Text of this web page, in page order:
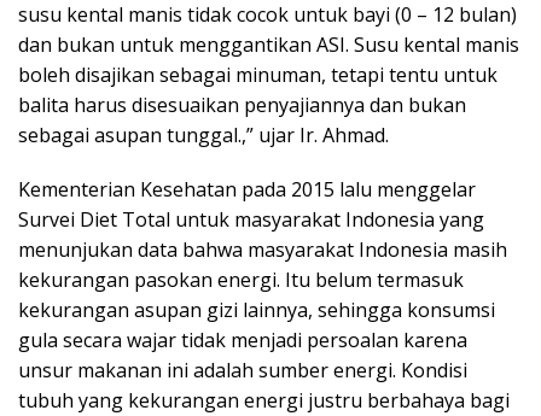
susu kental manis tidak cocok untuk bayi (0 – 12 bulan)
dan bukan untuk menggantikan ASI. Susu kental manis
boleh disajikan sebagai minuman, tetapi tentu untuk
balita harus disesuaikan penyajiannya dan bukan
sebagai asupan tunggal.,” ujar Ir. Ahmad.
Kementerian Kesehatan pada 2015 lalu menggelar
Survei Diet Total untuk masyarakat Indonesia yang
menunjukan data bahwa masyarakat Indonesia masih
kekurangan pasokan energi. Itu belum termasuk
kekurangan asupan gizi lainnya, sehingga konsumsi
gula secara wajar tidak menjadi persoalan karena
unsur makanan ini adalah sumber energi. Kondisi
tubuh yang kekurangan energi justru berbahaya bagi